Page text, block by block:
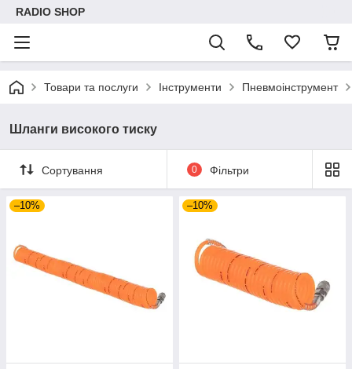
RADIO SHOP
Товари та послуги Інструменти Пневмоінструмент
Шланги високого тиску
Сортування 0 Фільтри
–10% –10%